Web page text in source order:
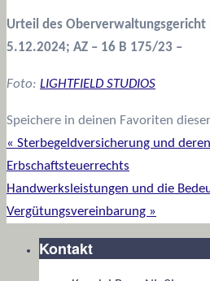
Urteil des
5.12.2024; AZ – 16 B 175/23 –
Foto: LIGHTFIELD STUDIOS
Speichere in deinen Favoriten
« Sterbegeldversicherung und
Erbschaftsteuerrechts
Handwerksleistungen und die
Vergütungsvereinbarung »
Kontakt